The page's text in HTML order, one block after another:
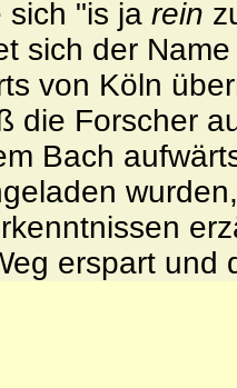
sich "is ja rein
sich der
von Köln
die Forscher
Bach
erspart und